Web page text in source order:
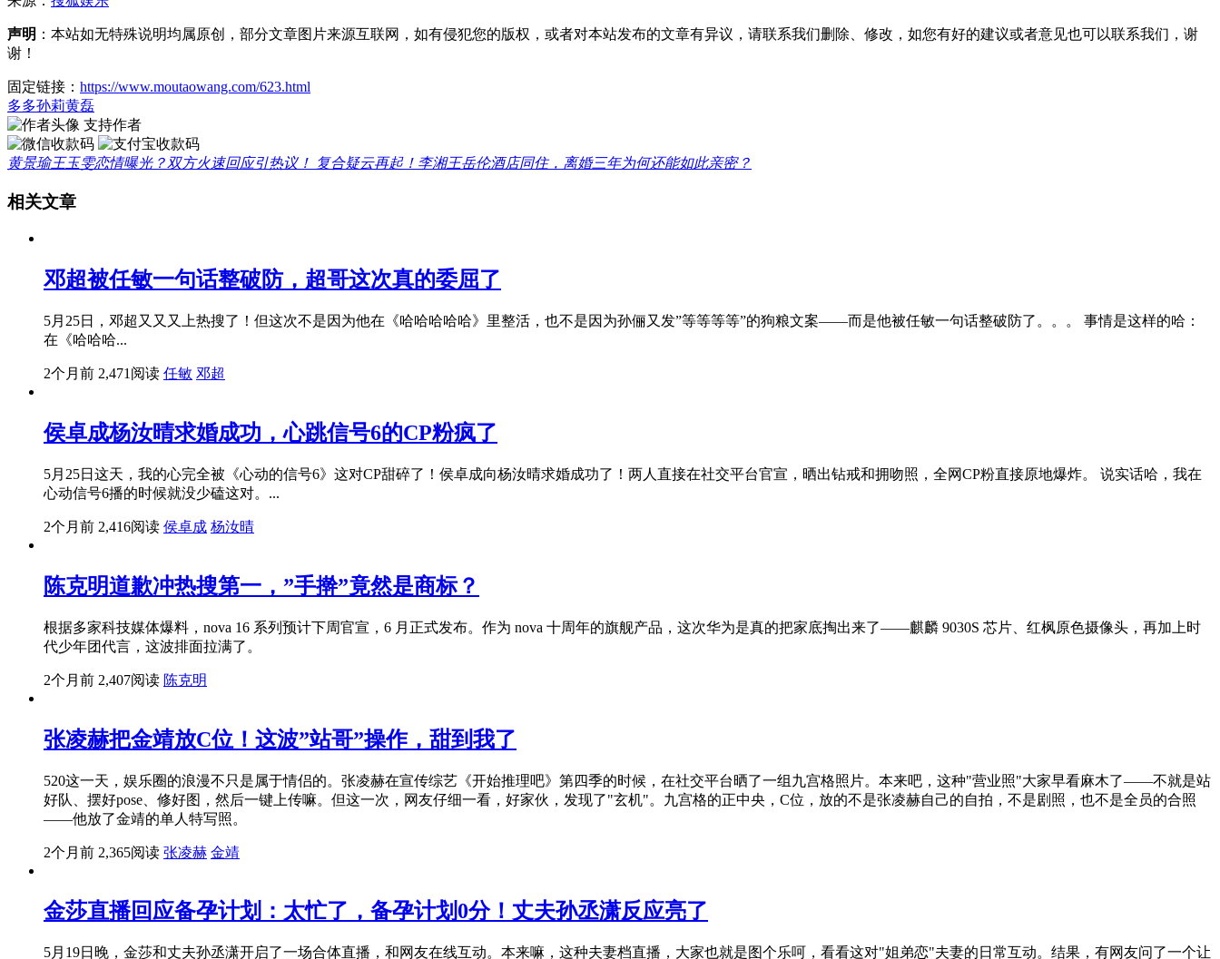
声明 ：本站如无特殊说明均属原创，部分文章图片来源互联网，如有侵犯您的版权，或者对本站发布的文章有异议，请联系我们删除、修改，如您有好的建议或者意见也可以联系我们，谢
谢！
固定链接： https://www.moutaowang.com/623.html
多多孙莉黄磊
支持作者
黄景瑜王玉雯恋情曝光？双方火速回应引热议！ 复合疑云再起！李湘王岳伦酒店同住，离婚三年为何还能如此亲密？
相关文章
邓超被任敏一句话整破防，超哥这次真的委屈了
5月25日，邓超又又又上热搜了！但这次不是因为他在《哈哈哈哈哈》里整活，也不是因为孙俪又发”等等等等”的狗粮文案——而是他被任敏一句话整破防了。。。 事情是这样的哈：
在《哈哈哈...
2个月前 2,471阅读 任敏 邓超
侯卓成杨汝晴求婚成功，心跳信号6的CP粉疯了
5月25日这天，我的心完全被《心动的信号6》这对CP甜碎了！侯卓成向杨汝晴求婚成功了！两人直接在社交平台官宣，晒出钻戒和拥吻照，全网CP粉直接原地爆炸。 说实话哈，我在
心动信号6播的时候就没少磕这对。...
2个月前 2,416阅读 侯卓成 杨汝晴
陈克明道歉冲热搜第一，”手擀”竟然是商标？
根据多家科技媒体爆料，nova 16 系列预计下周官宣，6 月正式发布。作为 nova 十周年的旗舰产品，这次华为是真的把家底掏出来了——麒麟 9030S 芯片、红枫原色摄像头，再加上时
代少年团代言，这波排面拉满了。
2个月前 2,407阅读 陈克明
张凌赫把金靖放C位！这波”站哥”操作，甜到我了
520这一天，娱乐圈的浪漫不只是属于情侣的。张凌赫在宣传综艺《开始推理吧》第四季的时候，在社交平台晒了一组九宫格照片。本来吧，这种"营业照"大家早看麻木了——不就是站
好队、摆好pose、修好图，然后一键上传嘛。但这一次，网友仔细一看，好家伙，发现了"玄机"。九宫格的正中央，C位，放的不是张凌赫自己的自拍，不是剧照，也不是全员的合照
——他放了金靖的单人特写照。
2个月前 2,365阅读 张凌赫 金靖
金莎直播回应备孕计划：太忙了，备孕计划0分！丈夫孙丞潇反应亮了
5月19日晚，金莎和丈夫孙丞潇开启了一场合体直播，和网友在线互动。本来嘛，这种夫妻档直播，大家也就是图个乐呵，看看这对"姐弟恋"夫妻的日常互动。结果，有网友问了一个让